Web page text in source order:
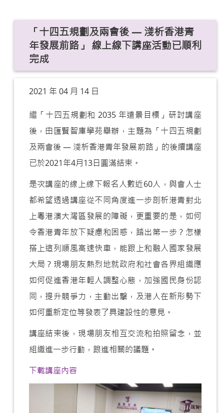
「十四五規劃及兩會後 — 淺析香港青
年發展前路」 線上線下講座活動已順利
完成
2021 年 04 月 14 日
繼「十四五規劃和 2035 年遠景目標」研討講座
後，由匯賢智庫學苑舉辦，主題為「十四五規劃
及兩會後 — 淺析香港青年發展前路」的後續講座
已於2021年4月13日圓滿結束。
是次講座的線上線下報名人數近60人，與會人士
都希望透過講座從不同角度進一步剖析港青對北
上粵港澳大灣區發展的障礙，更重要的是，如何
令香港青年放下疑慮和困惑，踏出第一步？怎樣
搭上這列順風高速快車，能跟上和融入國家發展
大局？現場朋友熱烈地就政府和社會各界組織應
如何促進香港年輕人調整心態，加強國民身份認
同，提升競爭力，主動出擊，及港人在新形勢下
如何重新定位等發表了具建設性的意見。
講座結束後，現場朋友相互交流和拍照留念，並
組織進一步行動，跟進相關的議題。
下載講座內容